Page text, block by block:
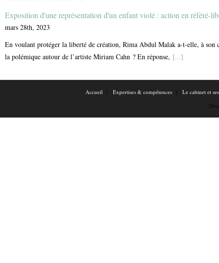
Exposition d'une représentation d'un enfant violé : action en référé-
mars 28th, 2023
En voulant protéger la liberté de création, Rima Abdul Malak a-t-elle, à
la polémique autour de l’artiste Miriam Cahn ? En réponse, [...]
Accueil Expertises & compétences
Le cabinet et